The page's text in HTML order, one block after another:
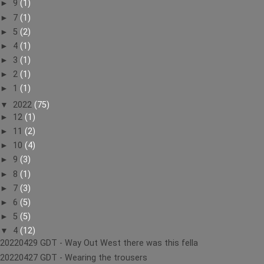
► 9 (1)
► 7 (1)
► 5 (2)
► 4 (1)
► 3 (1)
► 2 (1)
► 1 (1)
▼ 2022 (75)
► 12 (1)
► 11 (2)
► 10 (4)
► 9 (3)
► 8 (1)
► 7 (3)
► 6 (5)
► 5 (5)
▼ 4 (12)
20220429 GDT - Way Out West there was this fella
20220427 GDT - Wearing the trousers